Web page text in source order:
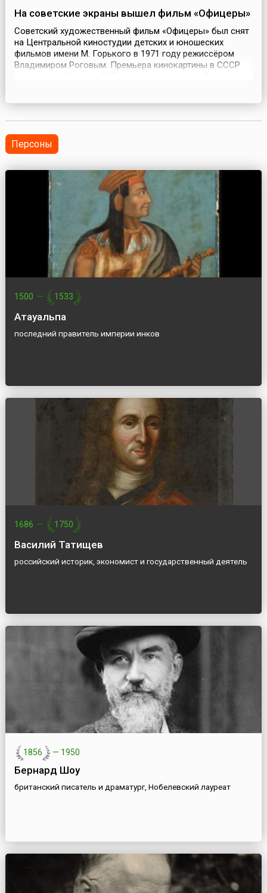
На советские экраны вышел фильм «Офицеры»
Советский художественный фильм «Офицеры» был снят
на Центральной киностудии детских и юношеских
фильмов имени М. Горького в 1971 году режиссёром
Владимиром Роговым. Премьера кинокартины в СССР
в качестве режисс...
Персоны
1500 — 1533
Атауальпа
последний правитель империи инков
1686 — 1750
Василий Татищев
российский историк, экономист и государственный деятель
1856 — 1950
Бернард Шоу
британский писатель и драматург, Нобелевский лауреат